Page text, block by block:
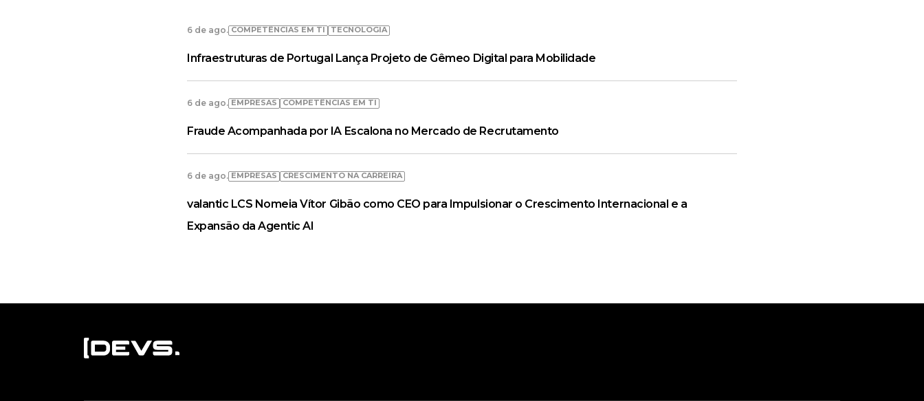
6 de ago. COMPETÊNCIAS EM TI TECNOLOGIA
Infraestruturas de Portugal Lança Projeto de Gêmeo Digital para Mobilidade
6 de ago. EMPRESAS COMPETÊNCIAS EM TI
Fraude Acompanhada por IA Escalona no Mercado de Recrutamento
6 de ago. EMPRESAS CRESCIMENTO NA CARREIRA
valantic LCS Nomeia Vítor Gibão como CEO para Impulsionar o Crescimento Internacional e a
Expansão da Agentic AI